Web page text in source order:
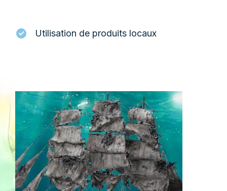
Utilisation de produits locaux